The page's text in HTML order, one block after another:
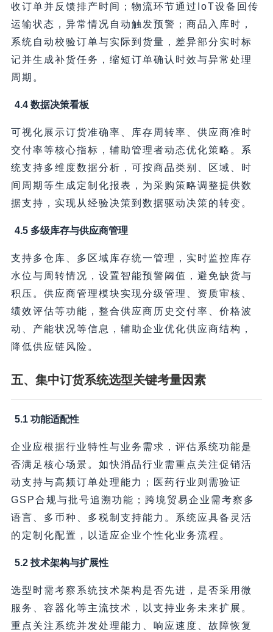
收订单并反馈排产时间；物流环节通过IoT设备回传
运输状态，异常情况自动触发预警；商品入库时，
系统自动校验订单与实际到货量，差异部分实时标
记并生成补货任务，缩短订单确认时效与异常处理
周期。
4.4 数据决策看板
可视化展示订货准确率、库存周转率、供应商准时
交付率等核心指标，辅助管理者动态优化策略。系
统支持多维度数据分析，可按商品类别、区域、时
间周期等生成定制化报表，为采购策略调整提供数
据支持，实现从经验决策到数据驱动决策的转变。
4.5 多级库存与供应商管理
支持多仓库、多区域库存统一管理，实时监控库存
水位与周转情况，设置智能预警阈值，避免缺货与
积压。供应商管理模块实现分级管理、资质审核、
绩效评估等功能，整合供应商历史交付率、价格波
动、产能状况等信息，辅助企业优化供应商结构，
降低供应链风险。
五、集中订货系统选型关键考量因素
5.1 功能适配性
企业应根据行业特性与业务需求，评估系统功能是
否满足核心场景。如快消品行业需重点关注促销活
动支持与高频订单处理能力；医药行业则需验证
GSP合规与批号追溯功能；跨境贸易企业需考察多
语言、多币种、多税制支持能力。系统应具备灵活
的定制化配置，以适应企业个性化业务流程。
5.2 技术架构与扩展性
选型时需考察系统技术架构是否先进，是否采用微
服务、容器化等主流技术，以支持业务未来扩展。
重点关注系统并发处理能力、响应速度、故障恢复